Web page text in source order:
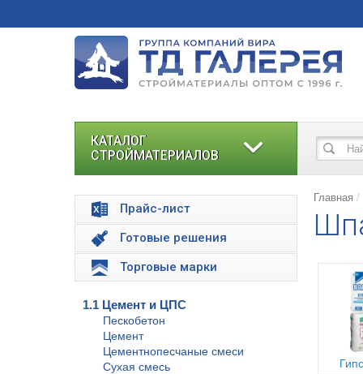
КАТАЛОГ
СТРОЙМАТЕРИАЛОВ
Прайс-лист
Готовые решения
Торговые марки
1.1 Цемент и ЦПС
Пескобетон
Цемент
Цементнопесчаные смеси
Сухая смесь
Главная